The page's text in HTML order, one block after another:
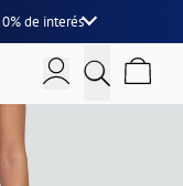
0% de interés